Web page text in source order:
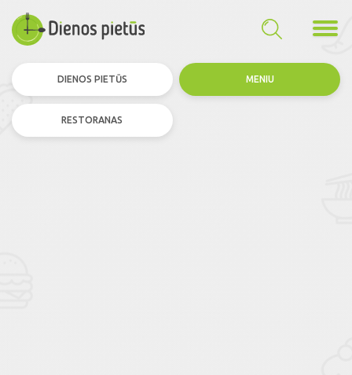
DIENOS PIETŪS MENIU
RESTORANAS